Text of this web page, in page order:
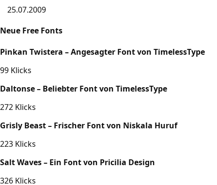
25.07.2009
Neue Free Fonts
Pinkan Twistera – Angesagter Font von TimelessType
99 Klicks
Daltonse – Beliebter Font von TimelessType
272 Klicks
Grisly Beast – Frischer Font von Niskala Huruf
223 Klicks
Salt Waves – Ein Font von Pricilia Design
326 Klicks